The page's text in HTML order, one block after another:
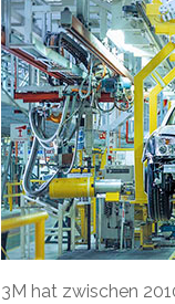
3M hat zwischen